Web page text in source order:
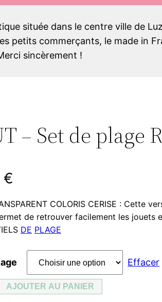
située dans le centre ville de
petits commerçants, le made in
sincèrement !
– Set de plage
€
COLORIS CERISE : Cette
de retrouver facilement les jouets
DE PLAGE
Effacer
AJOUTER AU PANIER